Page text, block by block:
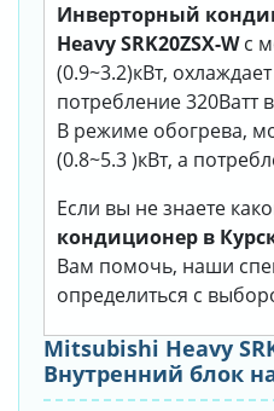
Инверторный
Heavy SRK20ZSX-Wс
(0.9~3.2)кВт,
потребление 320Ватт
В режиме обогрева,
(0.8~5.3 )кВт, а
Если вы не знаете
кондиционер в
Вам помочь, наши
определиться с
Mitsubishi Heavy
Внутренний блок